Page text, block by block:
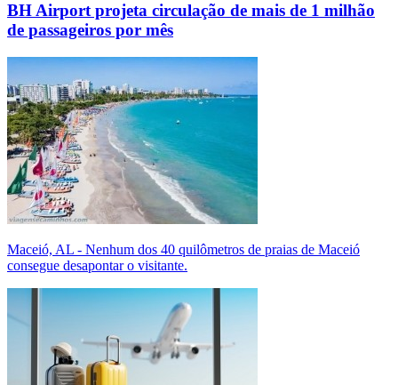
BH Airport projeta circulação de mais de 1 milhão
de passageiros por mês
Maceió, AL - Nenhum dos 40 quilômetros de praias de Maceió
consegue desapontar o visitante.